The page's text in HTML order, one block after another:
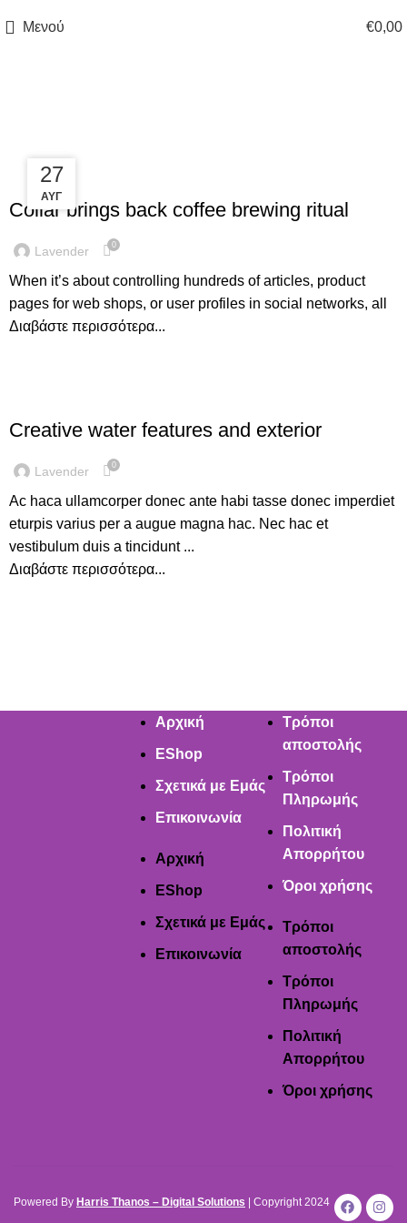
Μενού €0,00
27
ΑΥΓ
FURNITURE
Collar brings back coffee brewing ritual
Lavender 0
When it’s about controlling hundreds of articles, product
pages for web shops, or user profiles in social networks, all
Διαβάστε περισσότερα...
27
ΑΥΓ
Creative water features and exterior
Lavender 0
Ac haca ullamcorper donec ante habi tasse donec imperdiet
eturpis varius per a augue magna hac. Nec hac et
vestibulum duis a tincidunt ...
Διαβάστε περισσότερα...
Αρχική
EShop
Σχετικά με Εμάς
Επικοινωνία
Αρχική
EShop
Σχετικά με Εμάς
Επικοινωνία
Τρόποι
αποστολής
Τρόποι
Πληρωμής
Πολιτική
Απορρήτου
Όροι χρήσης
Τρόποι
αποστολής
Τρόποι
Πληρωμής
Πολιτική
Απορρήτου
Όροι χρήσης
Powered By Harris Thanos – Digital Solutions | Copyright 2024